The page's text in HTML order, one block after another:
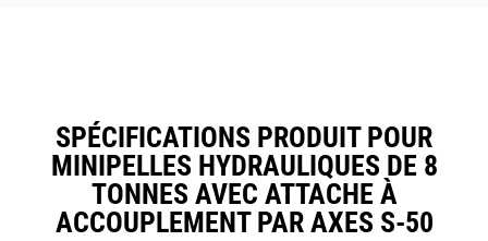
SPÉCIFICATIONS PRODUIT POUR
MINIPELLES HYDRAULIQUES DE 8
TONNES AVEC ATTACHE À
ACCOUPLEMENT PAR AXES S-50